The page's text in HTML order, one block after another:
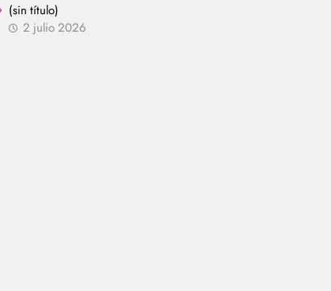
(sin título)
2 julio 2026